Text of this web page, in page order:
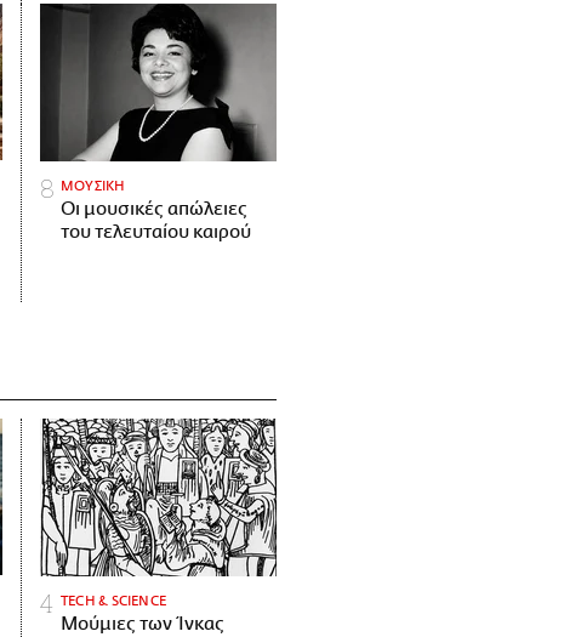
ΜΟΥΣΙΚΗ
Οι μουσικές απώλειες
του τελευταίου καιρού
ΤECH & SCIENCE
Μούμιες των Ίνκας